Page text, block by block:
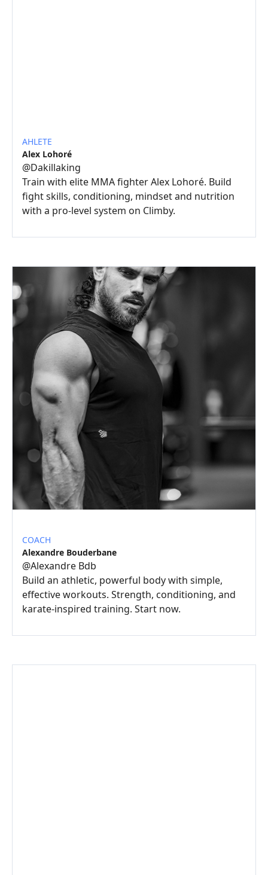
AHLETE
Alex Lohoré
@Dakillaking
Train with elite MMA fighter Alex Lohoré. Build
fight skills, conditioning, mindset and nutrition
with a pro-level system on Climby.
COACH
Alexandre Bouderbane
@Alexandre Bdb
Build an athletic, powerful body with simple,
effective workouts. Strength, conditioning, and
karate-inspired training. Start now.